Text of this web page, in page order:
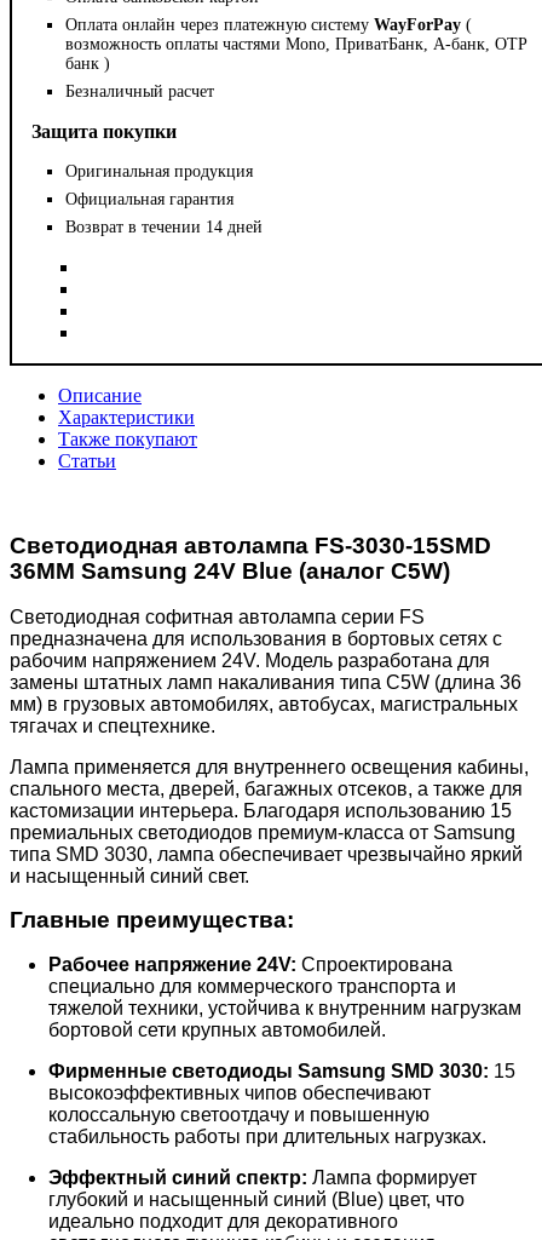
Оплата онлайн через платежную систему WayForPay (
возможность оплаты частями Mono, ПриватБанк, А-банк, OTP
банк )
Безналичный расчет
Защита покупки
Оригинальная продукция
Официальная гарантия
Возврат в течении 14 дней
Описание
Характеристики
Также покупают
Статьи
Светодиодная автолампа FS-3030-15SMD
36MM Samsung 24V Blue (аналог C5W)
Светодиодная софитная автолампа серии FS
предназначена для использования в бортовых сетях с
рабочим напряжением 24V. Модель разработана для
замены штатных ламп накаливания типа C5W (длина 36
мм) в грузовых автомобилях, автобусах, магистральных
тягачах и спецтехнике.
Лампа применяется для внутреннего освещения кабины,
спального места, дверей, багажных отсеков, а также для
кастомизации интерьера. Благодаря использованию 15
премиальных светодиодов премиум-класса от Samsung
типа SMD 3030, лампа обеспечивает чрезвычайно яркий
и насыщенный синий свет.
Главные преимущества:
Рабочее напряжение 24V: Спроектирована
специально для коммерческого транспорта и
тяжелой техники, устойчива к внутренним нагрузкам
бортовой сети крупных автомобилей.
Фирменные светодиоды Samsung SMD 3030: 15
высокоэффективных чипов обеспечивают
колоссальную светоотдачу и повышенную
стабильность работы при длительных нагрузках.
Эффектный синий спектр: Лампа формирует
глубокий и насыщенный синий (Blue) цвет, что
идеально подходит для декоративного